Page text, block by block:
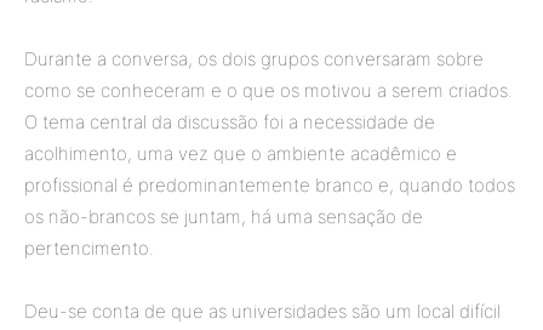
Durante a conversa, os dois grupos conversaram sobre
como se conheceram e o que os motivou a serem criados.
O tema central da discussão foi a necessidade de
acolhimento, uma vez que o ambiente acadêmico e
profissional é predominantemente branco e, quando todos
os não-brancos se juntam, há uma sensação de
pertencimento.
Deu-se conta de que as universidades são um local difícil